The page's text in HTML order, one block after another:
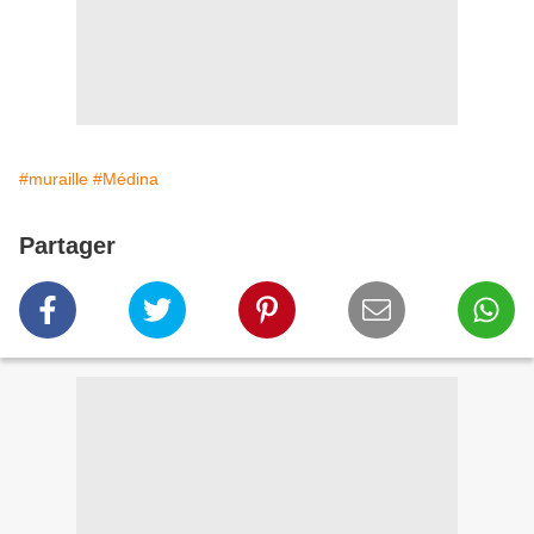
#muraille #Médina
Partager